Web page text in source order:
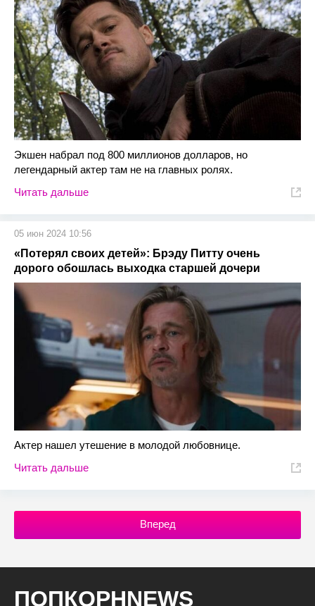
Экшен набрал под 800 миллионов долларов, но
легендарный актер там не на главных ролях.
Читать дальше
05 июн 2024 10:56
«Потерял своих детей»: Брэду Питту очень
дорого обошлась выходка старшей дочери
Актер нашел утешение в молодой любовнице.
Читать дальше
Вперед
ПОПКОРНNEWS